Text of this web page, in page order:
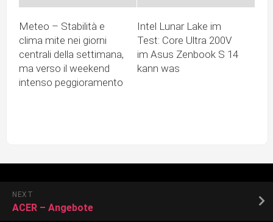
Meteo – Stabilità e
clima mite nei giorni
centrali della settimana,
ma verso il weekend
intenso peggioramento
Intel Lunar Lake im
Test: Core Ultra 200V
im Asus Zenbook S 14
kann was
NEXT
ACER – Angebote